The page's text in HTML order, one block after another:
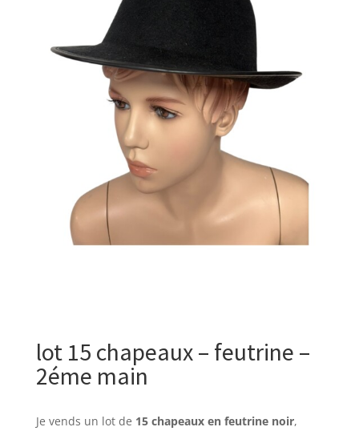
lot 15 chapeaux – feutrine –
2éme main
Je vends un lot de 15chapeaux en feutrine noir,